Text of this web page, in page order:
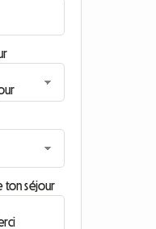
ton séjour